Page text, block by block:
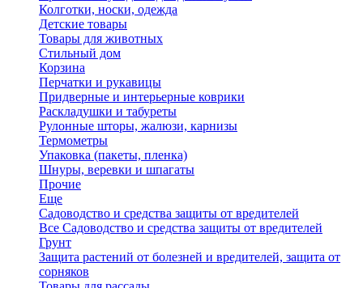
Колготки, носки, одежда
Детские товары
Товары для животных
Стильный дом
Корзина
Перчатки и рукавицы
Придверные и интерьерные коврики
Раскладушки и табуреты
Рулонные шторы, жалюзи, карнизы
Термометры
Упаковка (пакеты, пленка)
Шнуры, веревки и шпагаты
Прочие
Еще
Садоводство и средства защиты от вредителей
Все Садоводство и средства защиты от вредителей
Грунт
Защита растений от болезней и вредителей, защита от
сорняков